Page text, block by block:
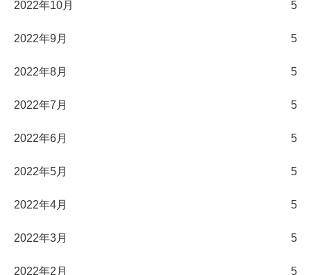
2022年10月 5
2022年9月 5
2022年8月 5
2022年7月 5
2022年6月 5
2022年5月 5
2022年4月 5
2022年3月 5
2022年2月 5